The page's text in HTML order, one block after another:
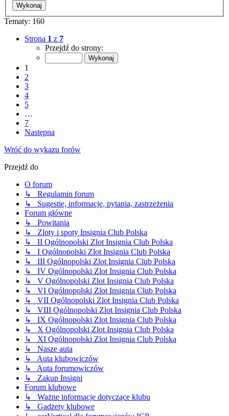
Tematy: 160
Strona 1 z 7
Przejdź do strony:
1
2
3
4
5
…
7
Następna
Wróć do wykazu forów
Przejdź do
O forum
↳ Regulamin forum
↳ Sugestie, informacje, pytania, zastrzeżenia
Forum główne
↳ Powitania
↳ Zloty i spoty Insignia Club Polska
↳ II Ogólnopolski Zlot Insignia Club Polska
↳ I Ogólnopolski Zlot Insignia Club Polska
↳ III Ogólnopolski Zlot Insignia Club Polska
↳ IV Ogólnopolski Zlot Insignia Club Polska
↳ V Ogólnopolski Zlot Insignia Club Polska
↳ VI Ogólnopolski Zlot Insignia Club Polska
↳ VII Ogólnopolski Zlot Insignia Club Polska
↳ VIII Ogólnopolski Zlot Insignia Club Polska
↳ IX Ogólnopolski Zlot Insignia Club Polska
↳ X Ogólnopolski Zlot Insignia Club Polska
↳ XI Ogólnopolski Zlot Insignia Club Polska
↳ Nasze auta
↳ Auta klubowiczów
↳ Auta forumowiczów
↳ Zakup Insigni
Forum klubowe
↳ Ważne informacje dotyczące klubu
↳ Gadżety klubowe